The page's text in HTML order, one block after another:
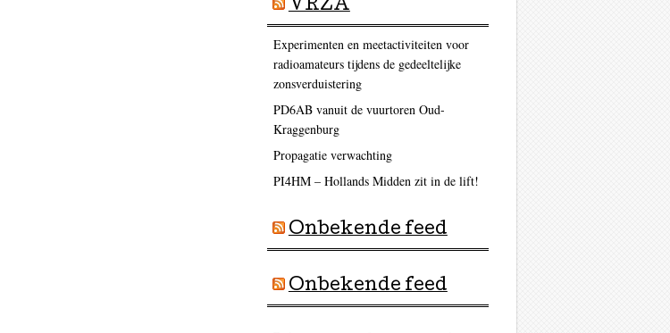
VRZA
Experimenten en meetactiviteiten voor
radioamateurs tijdens de gedeeltelijke
zonsverduistering
PD6AB vanuit de vuurtoren Oud-
Kraggenburg
Propagatie verwachting
PI4HM – Hollands Midden zit in de lift!
Onbekende feed
Onbekende feed